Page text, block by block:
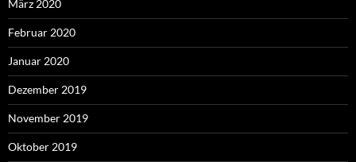
März 2020
Februar 2020
Januar 2020
Dezember 2019
November 2019
Oktober 2019